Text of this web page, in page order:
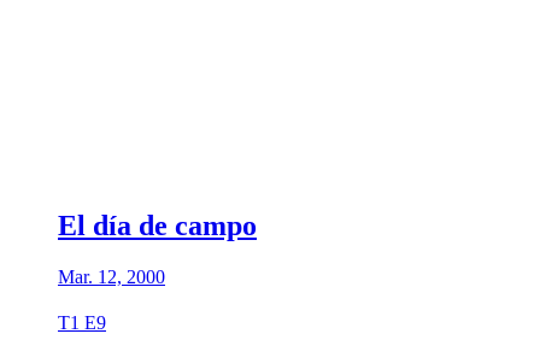
El día de campo
Mar. 12, 2000
T1 E9